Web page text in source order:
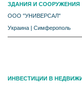
ЗДАНИЯ И СООРУЖЕНИЯ
ООО "УНИВЕРСАЛ"
Украина | Симферополь
ИНВЕСТИЦИИ В